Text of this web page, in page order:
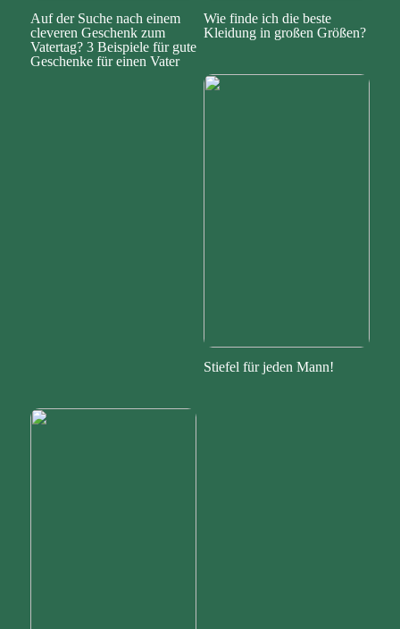
Auf der Suche nach einem
cleveren Geschenk zum
Vatertag? 3 Beispiele für gute
Geschenke für einen Vater
Wie finde ich die beste
Kleidung in großen Größen?
Stiefel für jeden Mann!